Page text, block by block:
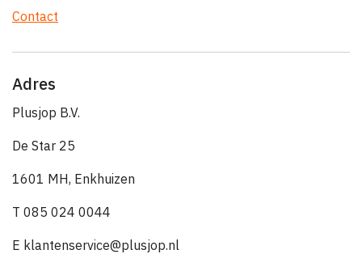
Contact
Adres
Plusjop B.V.
De Star 25
1601 MH, Enkhuizen
T 085 024 0044
E klantenservice@plusjop.nl